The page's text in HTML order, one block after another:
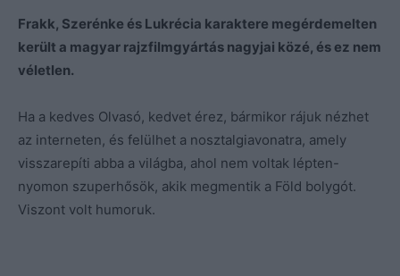
Frakk, Szerénke és Lukrécia karaktere megérdemelten
került a magyar rajzfilmgyártás nagyjai közé, és ez nem
véletlen.
Ha a kedves Olvasó, kedvet érez, bármikor rájuk nézhet
az interneten, és felülhet a nosztalgiavonatra, amely
visszarepíti abba a világba, ahol nem voltak lépten-
nyomon szuperhősök, akik megmentik a Föld bolygót.
Viszont volt humoruk.